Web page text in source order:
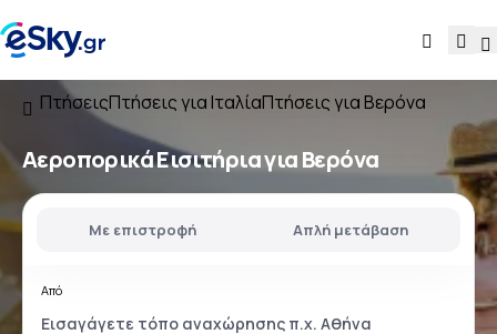
ΠτήσειςΠτήσεις για ΙταλίαΠτήσεις για Βερόνα
Αεροπορικά Εισιτήρια για Βερόνα
Με επιστροφή Απλή μετάβαση
Από